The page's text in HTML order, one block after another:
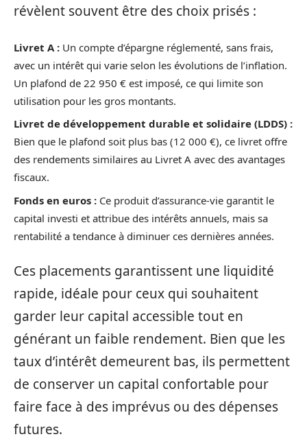
révèlent souvent être des choix prisés :
Livret A : Un compte d’épargne réglementé, sans frais,
avec un intérêt qui varie selon les évolutions de l’inflation.
Un plafond de 22 950 € est imposé, ce qui limite son
utilisation pour les gros montants.
Livret de développement durable et solidaire (LDDS) :
Bien que le plafond soit plus bas (12 000 €), ce livret offre
des rendements similaires au Livret A avec des avantages
fiscaux.
Fonds en euros : Ce produit d’assurance-vie garantit le
capital investi et attribue des intérêts annuels, mais sa
rentabilité a tendance à diminuer ces dernières années.
Ces placements garantissent une liquidité
rapide, idéale pour ceux qui souhaitent
garder leur capital accessible tout en
générant un faible rendement. Bien que les
taux d’intérêt demeurent bas, ils permettent
de conserver un capital confortable pour
faire face à des imprévus ou des dépenses
futures.